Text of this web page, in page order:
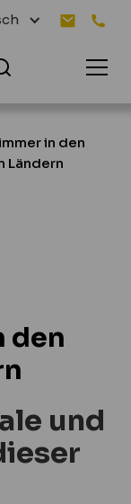
in den
Ländern
den
und